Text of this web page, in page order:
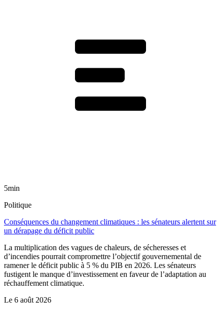
5min
Politique
Conséquences du changement climatiques : les sénateurs alertent sur
un dérapage du déficit public
La multiplication des vagues de chaleurs, de sécheresses et
d’incendies pourrait compromettre l’objectif gouvernemental de
ramener le déficit public à 5 % du PIB en 2026. Les sénateurs
fustigent le manque d’investissement en faveur de l’adaptation au
réchauffement climatique.
Le 6 août 2026